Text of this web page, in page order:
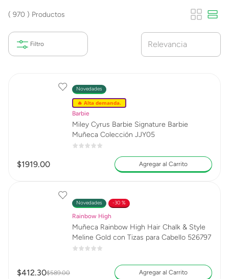
970 Productos
Relevancia
Novedades
🔥 Alta demanda.
Barbie
Miley Cyrus Barbie Signature Barbie
Muñeca Colección JJY05
$1919.00 Agregar al Carrito
Novedades 30 %
Rainbow High
Muñeca Rainbow High Hair Chalk & Style
Meline Gold con Tizas para Cabello 526797
$412.30$589.00 Agregar al Carrito